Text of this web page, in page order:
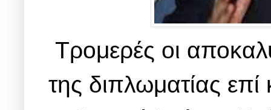
Τρομερές οι
της διπλωματίας